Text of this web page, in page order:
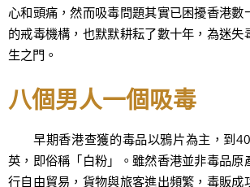
心和頭痛，然而吸毒問題其實已困擾香港數
的戒毒機構，也默默耕耘了數十年，為迷失
生之門。
八個男人一個吸毒
早期香港查獲的毒品以鴉片為主，到
英，即俗稱「白粉」。雖然香港並非毒品原
行自由貿易，貨物與旅客進出頻繁，毒販成